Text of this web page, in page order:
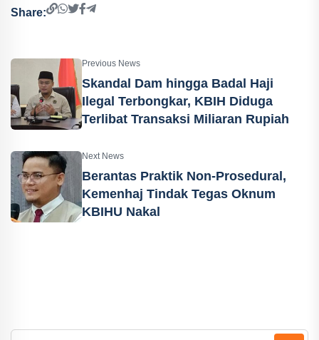
Share:
Previous News
Skandal Dam hingga Badal Haji
Ilegal Terbongkar, KBIH Diduga
Terlibat Transaksi Miliaran Rupiah
Next News
Berantas Praktik Non-Prosedural,
Kemenhaj Tindak Tegas Oknum
KBIHU Nakal